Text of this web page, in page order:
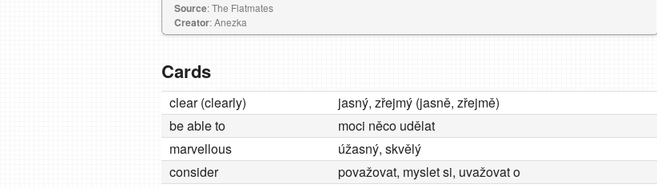
Source: The Flatmates
Creator: Anezka
Cards
clear (clearly)
jasný, zřejmý (jasně, zřejmě)
be able to
moci něco udělat
marvellous
úžasný, skvělý
consider
považovat, myslet si, uvažovat o